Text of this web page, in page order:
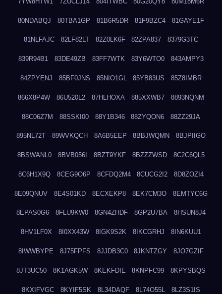
80NDABQJ 80TBA1GP 81B6R5DR 81F9BZC4 81GAYE1F
81NLFAJC 82LF82LT 82Z0LK6F 82ZPA837 8379G3TC
839R94B1 83DE49ZB 83FF7WTK 83Y6WTO0 843AMPY3
84ZPYENJ 85BF0JNS 85NIO1GL 85YB83US 85Z8IMBR
866X8P4W 86U520L2 87HLHOXA 885XXWB7 8893NQNM
88C06Z7M 88SSKI00 88Y1B346 88ZYQON6 88ZZ29JA
895NL72T 89WVKQCH 8A6B5EEP 8BBJWQMN 8BJPIIGO
8BSWANL0 8BVB056I 8BZT9YKF 8BZZZWSD 8C2C6QL5
8C6H1X9Q 8CEG9O6P 8CFDQ2M4 8CUCG2I2 8D8ZOZI4
8E09QNUV 8E4S01KD 8ECXEKP8 8EK7CM3O 8EMTYC6G
8EPAS0G6 8FLU9KW0 8GN4ZHDF 8GP2U7BA 8HSUN8J4
8HV1LF0X 8I0XX43W 8IGK9S2K 8IKCGRHJ 8IN6KUU1
8IWWBYPE 8J75FPFS 8JJDB3C0 8JKNTZGY 8JO7GZIF
8JT3UC50 8K1AGK5W 8KEKFDIE 8KNPFC99 8KPYSBQS
8KXIFVGC 8KYIF5SK 8L34DAQF 8L74O55L 8LZ3S1IS